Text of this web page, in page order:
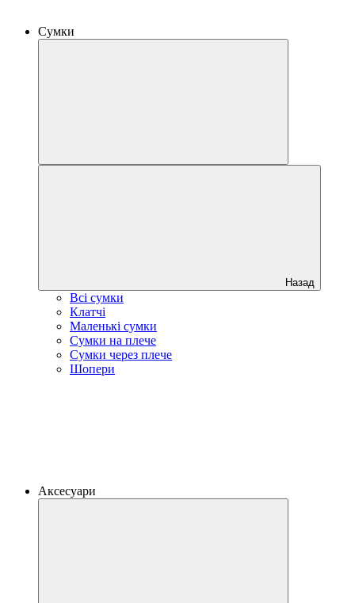
Сумки
Назад
Всі сумки
Клатчі
Маленькі сумки
Сумки на плече
Сумки через плече
Шопери
Аксесуари